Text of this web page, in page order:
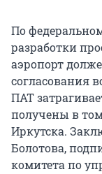
По
разработки
аэропорт
согласования
ПАТ
получены в
Иркутска.
Болотова,
комитета по